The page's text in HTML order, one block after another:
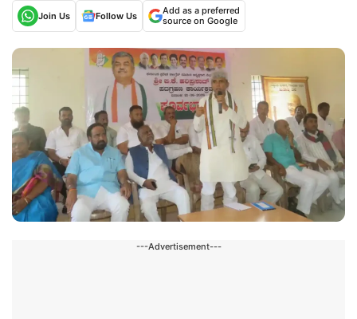
Join Us
Follow Us
Add as a preferred
source on Google
---Advertisement---